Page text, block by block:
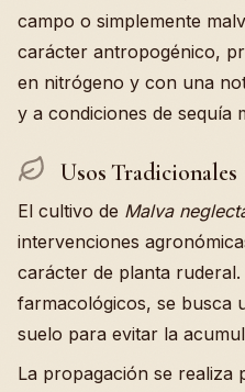
campo o simplemente
carácter antropogénico,
en nitrógeno y con una
y a condiciones de sequía
Usos Tradicionales
El cultivo de Malva
intervenciones
carácter de planta
farmacológicos, se busca
suelo para evitar la
La propagación se realiza